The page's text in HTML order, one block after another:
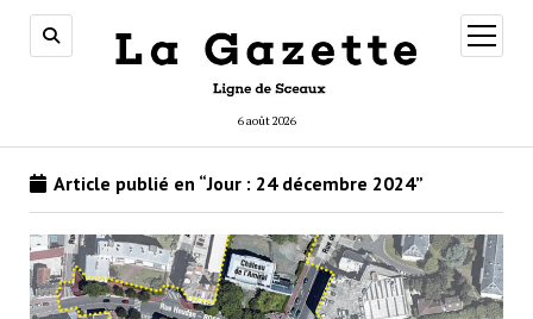
6 août 2026
ouvrir
menu
Article publié en “Jour : 24 décembre 2024”